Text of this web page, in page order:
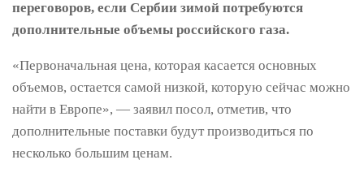
переговоров, если Сербии зимой потребуются
дополнительные объемы российского газа.
«Первоначальная цена, которая касается основных
объемов, остается самой низкой, которую сейчас можно
найти в Европе», — заявил посол, отметив, что
дополнительные поставки будут производиться по
несколько большим ценам.